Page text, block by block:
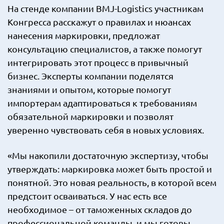
На стенде компании BMJ-Logistics участникам
Конгресса расскажут о правилах и нюансах
нанесения маркировки, предложат
консультацию специалистов, а также помогут
интегрировать этот процесс в привычный
бизнес. Эксперты компании поделятся
знаниями и опытом, которые помогут
импортерам адаптироваться к требованиям
обязательной маркировки и позволят
уверенно чувствовать себя в новых условиях.
«Мы накопили достаточную экспертизу, чтобы
утверждать: маркировка может быть простой и
понятной. Это новая реальность, в которой всем
предстоит осваиваться. У нас есть все
необходимое – от таможенных складов до